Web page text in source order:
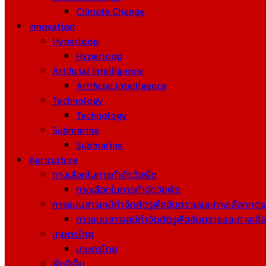
Climate Change
Innovation
Hyperloop
Hyperloop
Artificial Intelligence
Artificial Intelligence
Technology
Technology
Submarine
Submarine
Agriculture
ทางเลือกในการกำจัดวัชพืช
ทางเลือกในการกำจัดวัชพืช
การแบนสารเคมีกำจัดศัตรูพืชอันตรายและทางเลือกทด
การแบนสารเคมีกำจัดศัตรูพืชอันตรายและทางเ
เกษตรไทย
เกษตรไทย